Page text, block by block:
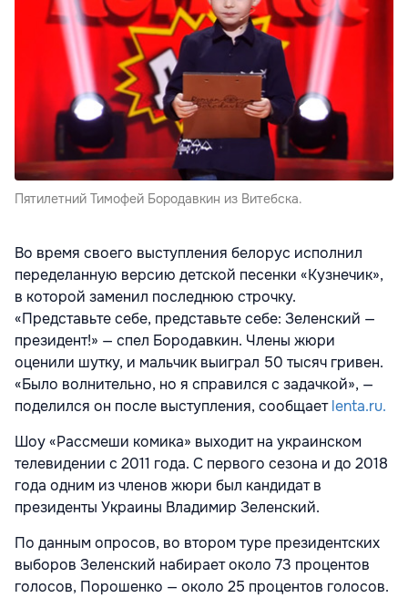
Пятилетний Тимофей Бородавкин из Витебска.
Во время своего выступления белорус исполнил
переделанную версию детской песенки «Кузнечик»,
в которой заменил последнюю строчку.
«Представьте себе, представьте себе: Зеленский —
президент!» — спел Бородавкин. Члены жюри
оценили шутку, и мальчик выиграл 50 тысяч гривен.
«Было волнительно, но я справился с задачкой», —
поделился он после выступления, сообщаетlenta.ru.
Шоу «Рассмеши комика» выходит на украинском
телевидении с 2011 года. С первого сезона и до 2018
года одним из членов жюри был кандидат в
президенты Украины Владимир Зеленский.
По данным опросов, во втором туре президентских
выборов Зеленский набирает около 73 процентов
голосов, Порошенко — около 25 процентов голосов.